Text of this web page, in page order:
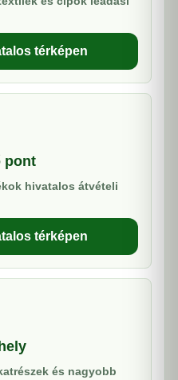
térképen
pont
hivatalos átvételi
térképen
és nagyobb